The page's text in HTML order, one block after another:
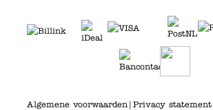
Algemene voorwaarden| Privacy statement|